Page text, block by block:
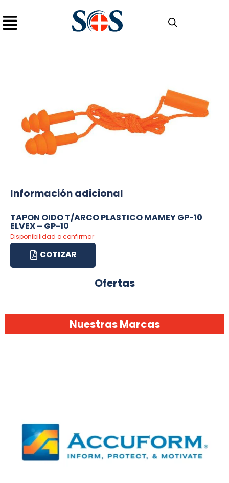
Información adicional
TAPON OIDO T/ARCO PLASTICO MAMEY GP-10
ELVEX – GP-10
Disponibilidad a confirmar
COTIZAR
Ofertas
Nuestras Marcas